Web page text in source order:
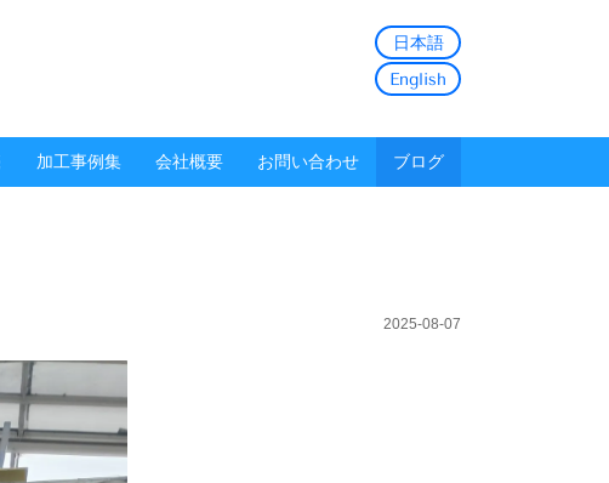
日本語
English
加工事例集 会社概要 お問い合わせ ブログ
2025-08-07